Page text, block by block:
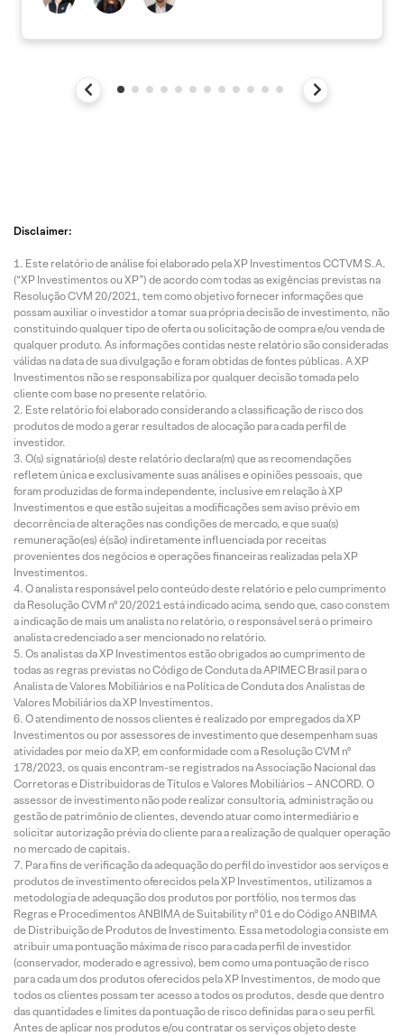
Disclaimer:
Este relatório de análise foi elaborado pela XP Investimentos CCTVM S.A.
(“XP Investimentos ou XP”) de acordo com todas as exigências previstas na
Resolução CVM 20/2021, tem como objetivo fornecer informações que
possam auxiliar o investidor a tomar sua própria decisão de investimento, não
constituindo qualquer tipo de oferta ou solicitação de compra e/ou venda de
qualquer produto. As informações contidas neste relatório são consideradas
válidas na data de sua divulgação e foram obtidas de fontes públicas. A XP
Investimentos não se responsabiliza por qualquer decisão tomada pelo
cliente com base no presente relatório.
Este relatório foi elaborado considerando a classificação de risco dos
produtos de modo a gerar resultados de alocação para cada perfil de
investidor.
O(s) signatário(s) deste relatório declara(m) que as recomendações
refletem única e exclusivamente suas análises e opiniões pessoais, que
foram produzidas de forma independente, inclusive em relação à XP
Investimentos e que estão sujeitas a modificações sem aviso prévio em
decorrência de alterações nas condições de mercado, e que sua(s)
remuneração(es) é(são) indiretamente influenciada por receitas
provenientes dos negócios e operações financeiras realizadas pela XP
Investimentos.
O analista responsável pelo conteúdo deste relatório e pelo cumprimento
da Resolução CVM nº 20/2021 está indicado acima, sendo que, caso constem
a indicação de mais um analista no relatório, o responsável será o primeiro
analista credenciado a ser mencionado no relatório.
Os analistas da XP Investimentos estão obrigados ao cumprimento de
todas as regras previstas no Código de Conduta da APIMEC Brasil para o
Analista de Valores Mobiliários e na Política de Conduta dos Analistas de
Valores Mobiliários da XP Investimentos.
O atendimento de nossos clientes é realizado por empregados da XP
Investimentos ou por assessores de investimento que desempenham suas
atividades por meio da XP, em conformidade com a Resolução CVM nº
178/2023, os quais encontram-se registrados na Associação Nacional das
Corretoras e Distribuidoras de Títulos e Valores Mobiliários – ANCORD. O
assessor de investimento não pode realizar consultoria, administração ou
gestão de patrimônio de clientes, devendo atuar como intermediário e
solicitar autorização prévia do cliente para a realização de qualquer operação
no mercado de capitais.
Para fins de verificação da adequação do perfil do investidor aos serviços e
produtos de investimento oferecidos pela XP Investimentos, utilizamos a
metodologia de adequação dos produtos por portfólio, nos termos das
Regras e Procedimentos ANBIMA de Suitability nº 01 e do Código ANBIMA
de Distribuição de Produtos de Investimento. Essa metodologia consiste em
atribuir uma pontuação máxima de risco para cada perfil de investidor
(conservador, moderado e agressivo), bem como uma pontuação de risco
para cada um dos produtos oferecidos pela XP Investimentos, de modo que
todos os clientes possam ter acesso a todos os produtos, desde que dentro
das quantidades e limites da pontuação de risco definidas para o seu perfil.
Antes de aplicar nos produtos e/ou contratar os serviços objeto deste